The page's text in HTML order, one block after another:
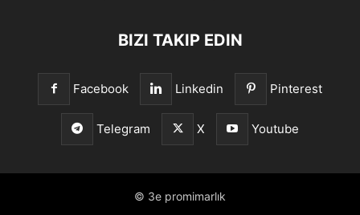
BIZI TAKIP EDIN
Facebook Linkedin Pinterest
Telegram X Youtube
© 3e promimarlık